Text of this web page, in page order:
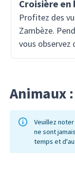
Profitez des
Zambèze.
vous observez
d'animaux
collations
vous
sans doute
d'Afrique.
Animaux
Veuillez
ne sont
temps et